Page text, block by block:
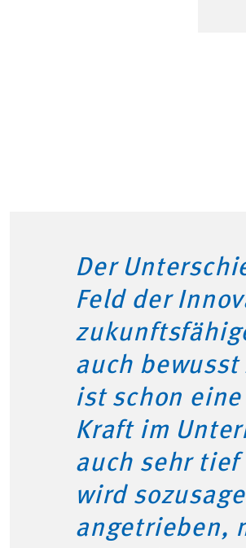
Der
Feld der
auch
ist schon
Kraft im
auch sehr tief
wird
angetrieben,